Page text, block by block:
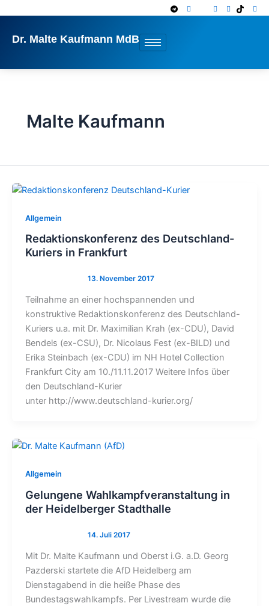
springen
Dr. Malte Kaufmann MdB
Malte Kaufmann
Allgemein
Redaktionskonferenz des Deutschland-
Kuriers in Frankfurt
Teilnahme an einer hochspannenden und
konstruktive Redaktionskonferenz des Deutschland-
Kuriers u.a. mit Dr. Maximilian Krah (ex-CDU), David
Bendels (ex-CSU), Dr. Nicolaus Fest (ex-BILD) und
Erika Steinbach (ex-CDU) im NH Hotel Collection
Frankfurt City am 10./11.11.2017 Weitere Infos über
den Deutschland-Kurier
unter http://www.deutschland-kurier.org/
Allgemein
Gelungene Wahlkampfveranstaltung in
der Heidelberger Stadthalle
Mit Dr. Malte Kaufmann und Oberst i.G. a.D. Georg
Pazderski startete die AfD Heidelberg am
Dienstagabend in die heiße Phase des
Bundestagswahlkampfs. Per Livestream wurde die